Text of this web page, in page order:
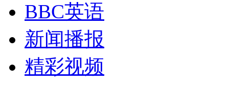
BBC英语
新闻播报
精彩视频